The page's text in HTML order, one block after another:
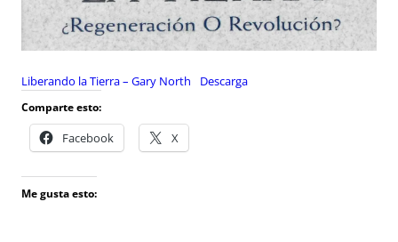
Liberando la Tierra – Gary North Descarga
Comparte esto:
Facebook X
Me gusta esto: